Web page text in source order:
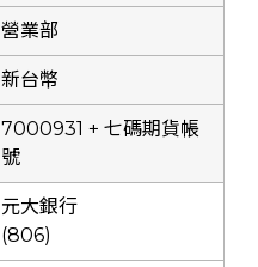
營業部
新台幣
7000931 + 七碼期貨帳
號
元大銀行
(806)